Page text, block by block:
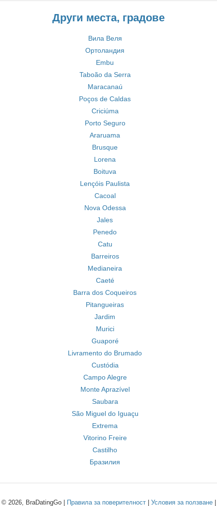
Други места, градове
Вила Веля
Ортоландия
Embu
Taboão da Serra
Maracanaú
Poços de Caldas
Criciúma
Porto Seguro
Araruama
Brusque
Lorena
Boituva
Lençóis Paulista
Cacoal
Nova Odessa
Jales
Penedo
Catu
Barreiros
Medianeira
Caeté
Barra dos Coqueiros
Pitangueiras
Jardim
Murici
Guaporé
Livramento do Brumado
Custódia
Campo Alegre
Monte Aprazível
Saubara
São Miguel do Iguaçu
Extrema
Vitorino Freire
Castilho
Бразилия
© 2026, BraDatingGo | Правила за поверителност| Условия за ползване|